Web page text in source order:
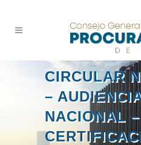
CIRCULAR
–
NACIONAL –